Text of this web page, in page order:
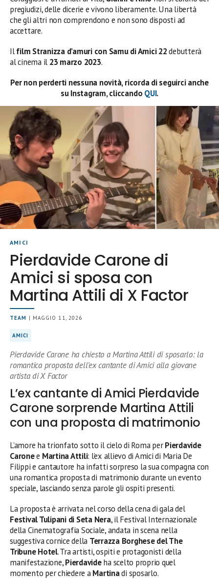
pregiudizi, delle dicerie e vivono liberamente. Una libertà
che gli altri non comprendono e non sono disposti ad
accettare.
Ilfilm Stranizza d’amuri con Samu di Amici 22debutterà
al cinema il 23 marzo 2023.
Per non perderti nessuna novità, ricorda di seguirci anche
su Instagram, cliccando QUI.
AMICI
Pierdavide Carone di
Amici si sposa con
Martina Attili di X Factor
TEAM | MAGGIO 11, 2026
AMICI
Pierdavide Carone ha chiesto a Martina Attili di sposarlo: la
romantica proposta dell’ex cantante di Amici alla giovane
artista di X Factor
L’ex cantante di Amici Pierdavide
Carone sorprende Martina Attili
con una proposta di matrimonio
L’amore ha trionfato sotto il cielo di Roma perPierdavide
Caronee Martina Attili: l’ex allievo di Amici di Maria De
Filippi e cantautore ha infatti sorpreso la sua compagna con
una romantica proposta di matrimonio durante un evento
speciale, lasciando senza parole gli ospiti presenti.
La proposta è arrivata nel corso della cena di gala del
Festival Tulipani di Seta Nera, il Festival Internazionale
della Cinematografia Sociale, andata in scena nella
suggestiva cornice della Terrazza Borghese del The
Tribune Hotel. Tra artisti, ospiti e protagonisti della
manifestazione,Pierdavideha scelto proprio quel
momento per chiedere aMartinadi sposarlo.